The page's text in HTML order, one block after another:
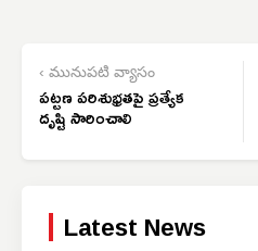
‹ మునుపటి వ్యాసం
పట్టణ పరిశుభ్రతపై ప్రత్యేక
దృష్టి సారించాలి
Latest News